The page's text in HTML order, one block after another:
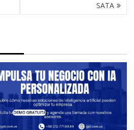
SATA